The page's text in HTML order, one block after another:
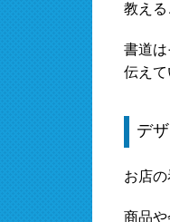
教える
書道
伝えて
デ
お店
商品